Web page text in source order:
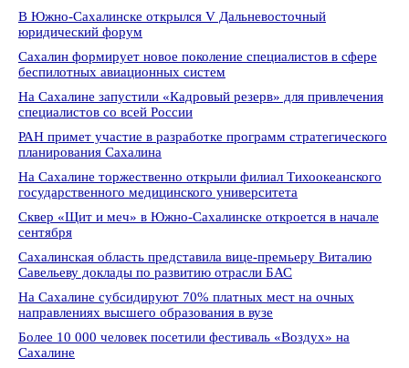
В Южно-Сахалинске открылся V Дальневосточный
юридический форум
Сахалин формирует новое поколение специалистов в сфере
беспилотных авиационных систем
На Сахалине запустили «Кадровый резерв» для привлечения
специалистов со всей России
РАН примет участие в разработке программ стратегического
планирования Сахалина
На Сахалине торжественно открыли филиал Тихоокеанского
государственного медицинского университета
Сквер «Щит и меч» в Южно-Сахалинске откроется в начале
сентября
Сахалинская область представила вице-премьеру Виталию
Савельеву доклады по развитию отрасли БАС
На Сахалине субсидируют 70% платных мест на очных
направлениях высшего образования в вузе
Более 10 000 человек посетили фестиваль «Воздух» на
Сахалине